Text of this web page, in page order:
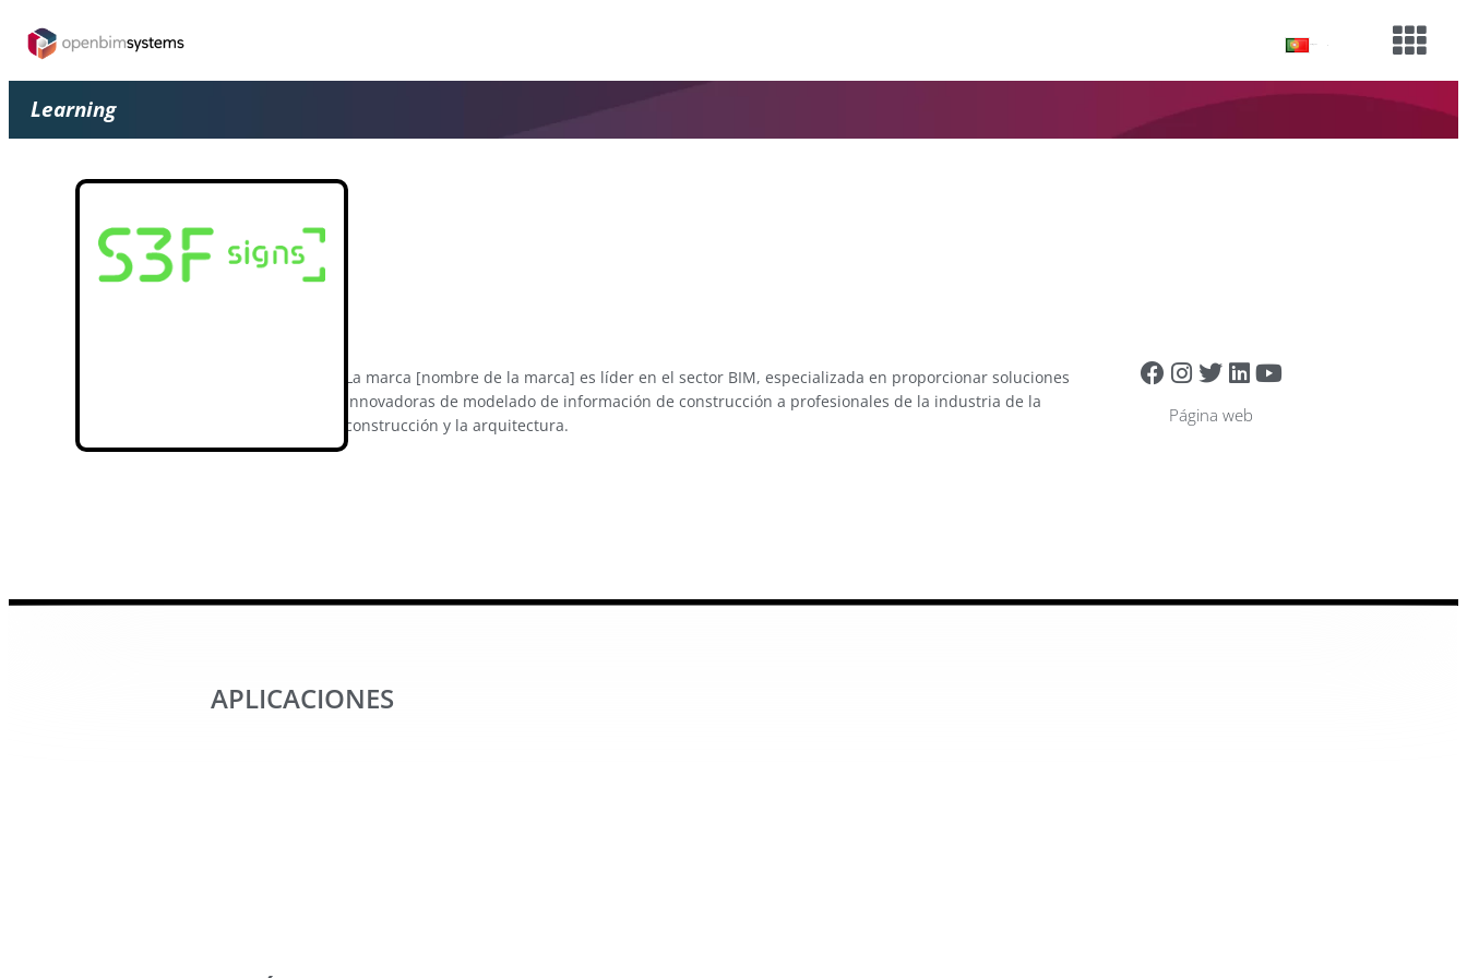
Learning
Página web
La marca [nombre de la marca] es líder en el sector BIM, especializada en proporcionar soluciones
innovadoras de modelado de información de construcción a profesionales de la industria de la
construcción y la arquitectura.
APLICACIONES